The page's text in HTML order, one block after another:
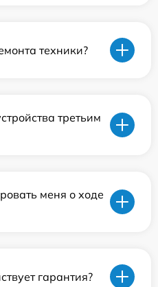
техники?
третьим
меня о ходе
гарантия?